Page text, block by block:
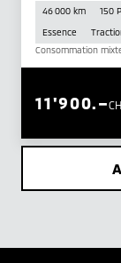
46 000 km 150
Essence
Consommation
11'900.–